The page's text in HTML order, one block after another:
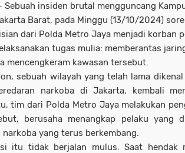
Sebuah insiden brutal mengguncang
Barat, pada Minggu (13/10/2024)
dari Polda Metro Jaya menjadi korban
tugas mulia: memberantas
mencengkeram kawasan tersebut.
sebuah wilayah yang telah lama
narkoba di Jakarta, kembali
tim dari Polda Metro Jaya melakukan
berusaha menangkap pelaku yang
yang terus berkembang.
itu tidak berjalan mulus. Saat hendak